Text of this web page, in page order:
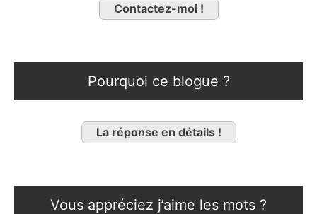
Contactez-moi !
Pourquoi ce blogue ?
La réponse en détails !
Vous appréciez j’aime les mots ?